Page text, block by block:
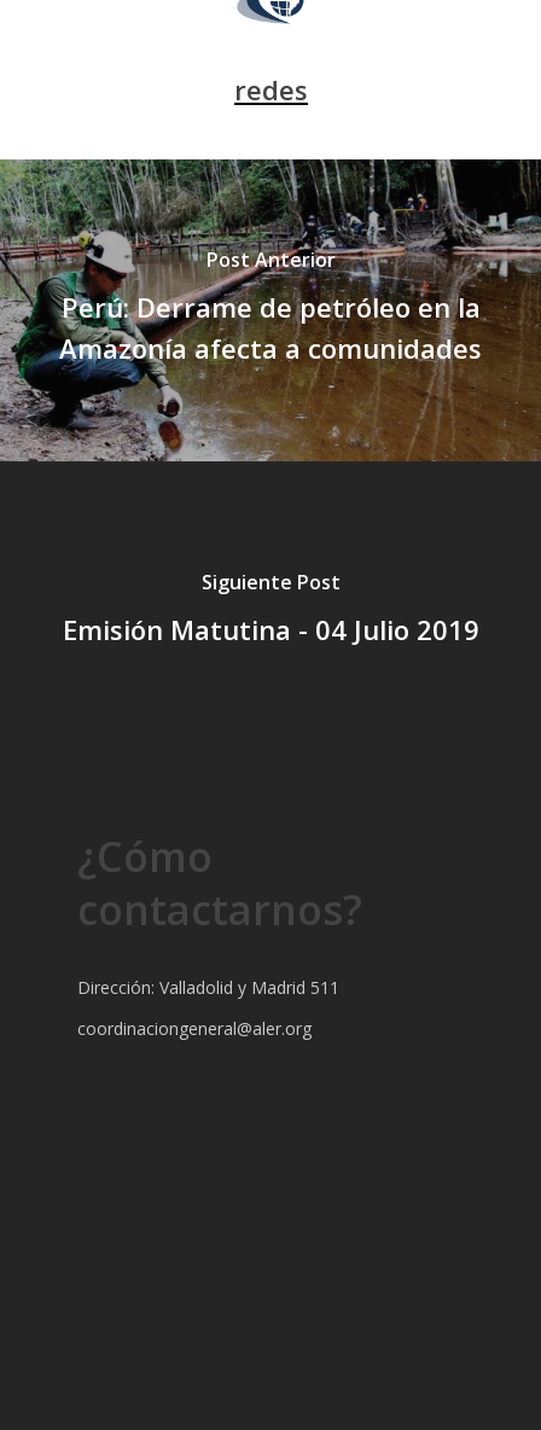
redes
Post Anterior
Perú: Derrame de petróleo en la
Amazonía afecta a comunidades
Siguiente Post
Emisión Matutina - 04 Julio 2019
¿Cómo
contactarnos?
Dirección: Valladolid y Madrid 511
coordinaciongeneral@aler.org